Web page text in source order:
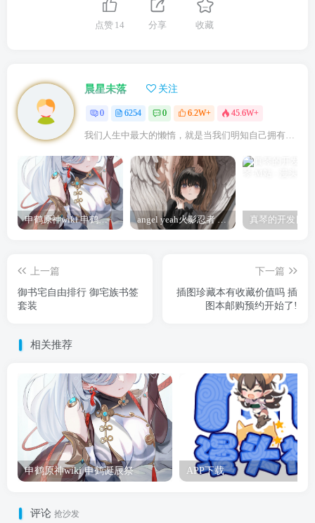
点赞 14 分享 收藏
晨星未落 关注
0 6254 0 6.2W+ 45.6W+
我们人生中最大的懒惰，就是当我们明知自己拥有作出选择的能力，却不去主动改变而是放任它的生活态度
申鹤原神wiki 申鹤诞辰祭 angel yeah火影忍者 Angel
上一篇
御书宅自由排行 御宅族书签
套装
下一篇
插图珍藏本有收藏价值吗 插
图本邮购预约开始了!
相关推荐
申鹤原神wiki 申鹤诞辰祭 APP下载
评论 抢沙发